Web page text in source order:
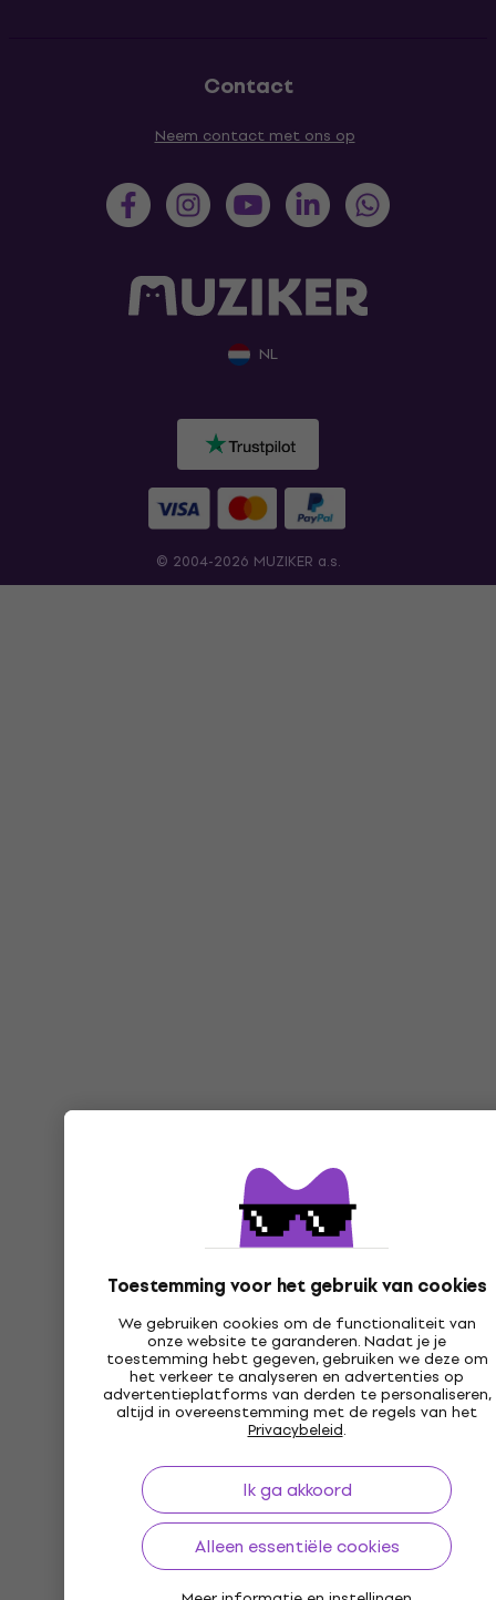
Toestemming voor het gebruik van cookies
We gebruiken cookies om de functionaliteit van
onze website te garanderen. Nadat je je
toestemming hebt gegeven, gebruiken we deze om
het verkeer te analyseren en advertenties op
advertentieplatforms van derden te personaliseren,
altijd in overeenstemming met de regels van het
Privacybeleid.
Ik ga akkoord
Alleen essentiële cookies
Contact
Neem contact met ons op
NL
© 2004-2026 MUZIKER a.s.